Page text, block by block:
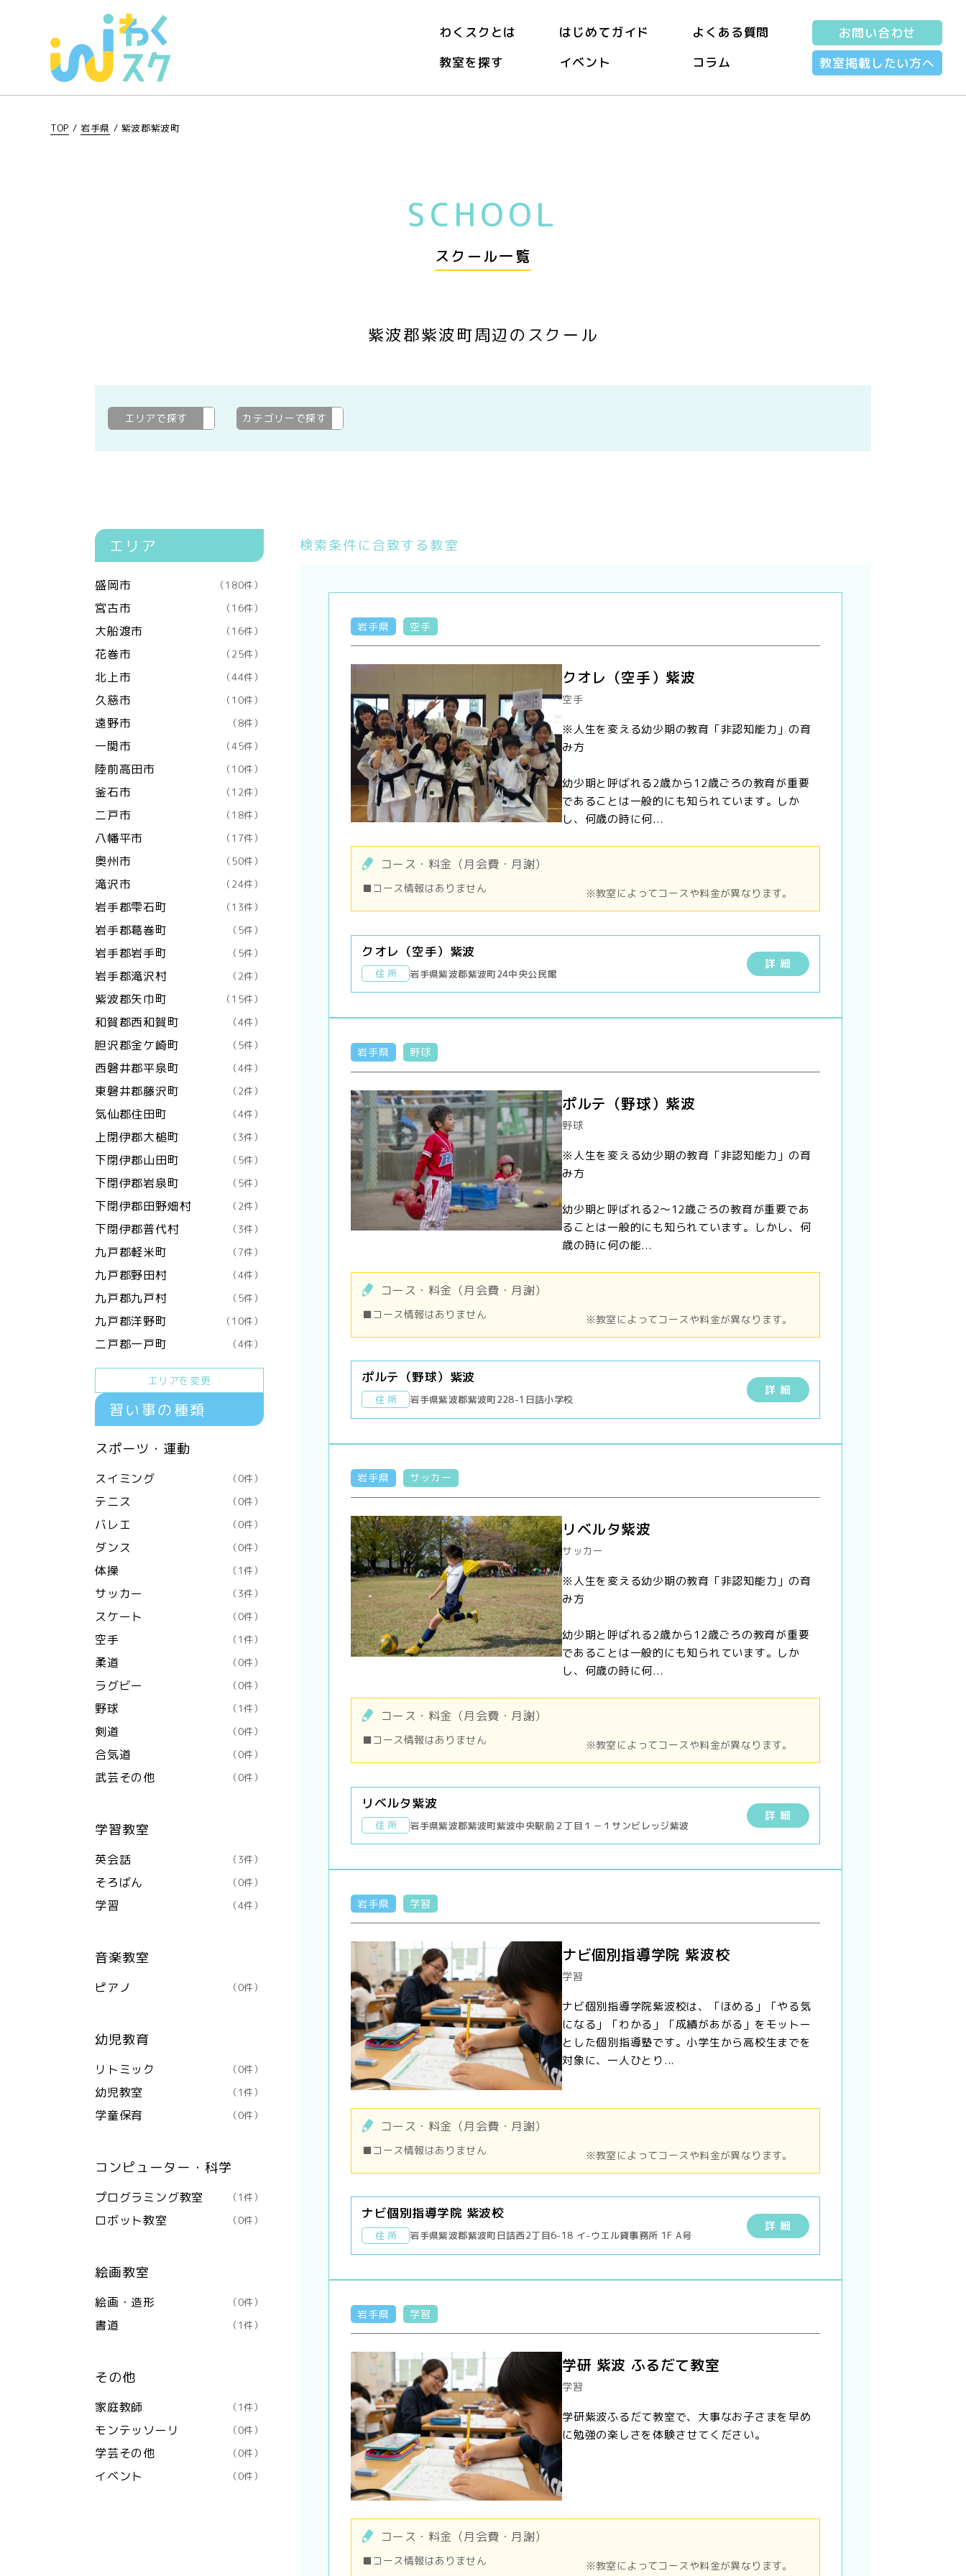
わくスクとは はじめてガイド
よくある質問
教室を探す
イベント コラム
お問い合わせ
教室掲載したい方へ
TOP / 岩手県 / 紫波郡紫波町
SCHOOL
スクール一覧
紫波郡紫波町周辺のスクール
エリアで探す 紫波郡紫波町
カテゴリーで探す
エリア
盛岡市 （180件）
宮古市 （16件）
大船渡市 （16件）
花巻市 （25件）
北上市 （44件）
久慈市 （10件）
遠野市 （8件）
一関市 （45件）
陸前高田市 （10件）
釜石市 （12件）
二戸市 （18件）
八幡平市 （17件）
奥州市 （50件）
滝沢市 （24件）
岩手郡雫石町 （13件）
岩手郡葛巻町 （5件）
岩手郡岩手町 （5件）
岩手郡滝沢村 （2件）
紫波郡矢巾町 （15件）
和賀郡西和賀町 （4件）
胆沢郡金ケ崎町 （5件）
西磐井郡平泉町 （4件）
東磐井郡藤沢町 （2件）
気仙郡住田町 （4件）
上閉伊郡大槌町 （3件）
下閉伊郡山田町 （5件）
下閉伊郡岩泉町 （5件）
下閉伊郡田野畑村 （2件）
下閉伊郡普代村 （3件）
九戸郡軽米町 （7件）
九戸郡野田村 （4件）
九戸郡九戸村 （5件）
九戸郡洋野町 （10件）
二戸郡一戸町 （4件）
エリアを変更
習い事の種類
スポーツ・運動
スイミング （0件）
テニス （0件）
バレエ （0件）
ダンス （0件）
体操 （1件）
サッカー （3件）
スケート （0件）
空手 （1件）
柔道 （0件）
ラグビー （0件）
野球 （1件）
剣道 （0件）
合気道 （0件）
武芸その他 （0件）
学習教室
英会話 （3件）
そろばん （0件）
学習 （4件）
音楽教室
ピアノ （0件）
幼児教育
リトミック （0件）
幼児教室 （1件）
学童保育 （0件）
コンピューター・科学
プログラミング教室 （1件）
ロボット教室 （0件）
絵画教室
絵画・造形 （0件）
書道 （1件）
その他
家庭教師 （1件）
モンテッソーリ （0件）
学芸その他 （0件）
イベント （0件）
検索条件に合致する教室
岩手県 空手
クオレ（空手）紫波
空手
※人生を変える幼少期の教育「非認知能力」の育
み方
幼少期と呼ばれる2歳から12歳ごろの教育が重要
であることは一般的にも知られています。しか
し、何歳の時に何...
コース・料金（月会費・月謝）
■コース情報はありません ※教室によってコースや料金が異なります。
クオレ（空手）紫波
住 所 岩手県紫波郡紫波町24中央公民館
詳 細
岩手県 野球
ポルテ（野球）紫波
野球
※人生を変える幼少期の教育「非認知能力」の育
み方
幼少期と呼ばれる2〜12歳ごろの教育が重要であ
ることは一般的にも知られています。しかし、何
歳の時に何の能...
コース・料金（月会費・月謝）
■コース情報はありません ※教室によってコースや料金が異なります。
ポルテ（野球）紫波
住 所 岩手県紫波郡紫波町228-1日詰小学校
詳 細
岩手県 サッカー
リベルタ紫波
サッカー
※人生を変える幼少期の教育「非認知能力」の育
み方
幼少期と呼ばれる2歳から12歳ごろの教育が重要
であることは一般的にも知られています。しか
し、何歳の時に何...
コース・料金（月会費・月謝）
■コース情報はありません ※教室によってコースや料金が異なります。
リベルタ紫波
住 所 岩手県紫波郡紫波町紫波中央駅前２丁目１－１サンビレッジ紫波
詳 細
岩手県 学習
ナビ個別指導学院 紫波校
学習
ナビ個別指導学院紫波校は、「ほめる」「やる気
になる」「わかる」「成績があがる」をモットー
とした個別指導塾です。小学生から高校生までを
対象に、一人ひとり...
コース・料金（月会費・月謝）
■コース情報はありません ※教室によってコースや料金が異なります。
ナビ個別指導学院 紫波校
住 所 岩手県紫波郡紫波町日詰西2丁目6-18 イ-ウエル貸事務所 1F A号
詳 細
岩手県 学習
学研 紫波 ふるだて教室
学習
学研紫波ふるだて教室で、大事なお子さまを早め
に勉強の楽しさを体験させてください。
コース・料金（月会費・月謝）
■コース情報はありません ※教室によってコースや料金が異なります。